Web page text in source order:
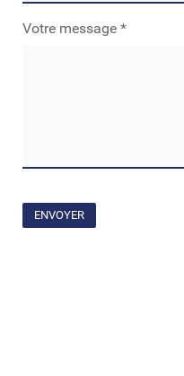
Votre message *